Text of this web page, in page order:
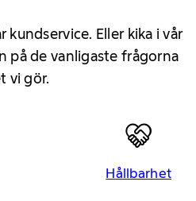
kundservice. Eller kika i vår
på de vanligaste frågorna
vi gör.
Hållbarhet